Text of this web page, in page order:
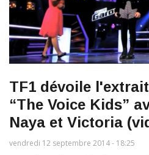
TF1 dévoile
“The Voice Kids”
Naya et Victoria
vendredi 12 septembre 2014 - 18:25